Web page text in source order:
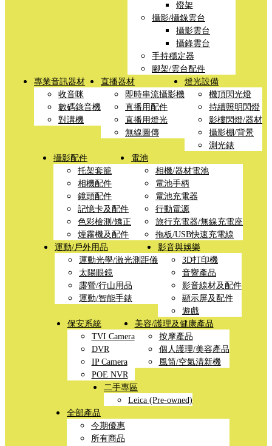
燈架
攝影/攝錄雲台
攝影雲台
攝錄雲台
手持穩定器
腳架/雲台配件
專業音訊器材
收音咪
數碼錄音機
對講機
直播器材
即時串流攝影機
直播用配件
直播用燈光
無線圖傳
燈光設備
機頂閃光燈
持續照明閃燈
影樓閃燈/器材
攝影棚/背景
測光錶
攝影配件
托架套籠
相機配件
鏡頭配件
記憶卡及配件
色彩檢測/矯正
煙霧機及配件
電池
相機/器材電池
電池手柄
電池充電器
行動電源
旅行充電器/無線充電座
拖板/USB快速充電線
運動/戶外用品
運動光學/激光測距儀
太陽眼鏡
露營/行山用品
運動/智能手錶
影音與娛樂
3D打印機
音響產品
影音線材及配件
顯示屏及配件
遊戲
保安系統
TVI Camera
DVR
IP Camera
POE NVR
美容/護理及健康產品
按摩產品
個人護理/美容產品
風筒/空氣清新機
二手專區
Leica (Pre-owned)
全部產品
今期優惠
所有商品